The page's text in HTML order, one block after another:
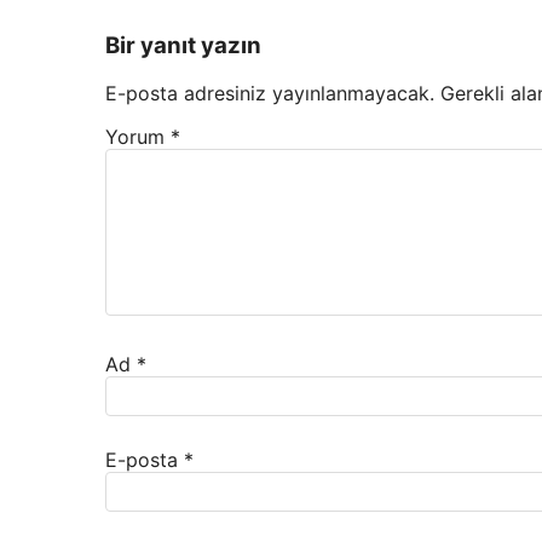
Bir yanıt yazın
E-posta adresiniz yayınlanmayacak. Gerekli
Yorum *
Ad *
E-posta *